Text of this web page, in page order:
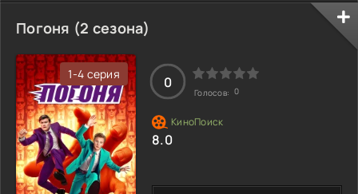
девочка решает поступить в школу в Петербурге. В этом
новом мире её ждут и радости, и трудности, а также масса
неожиданных встреч. Как справится Машка с обычными
детскими проблемами? И сможет ли она соединить две
такие разные жизни?
Погоня (2 сезона)
1-4 серия 0
Голосов: 0
8.0